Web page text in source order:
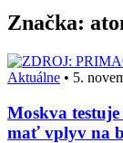
Značka:
Aktuálne • 5.
Moskva
mať vplyv na